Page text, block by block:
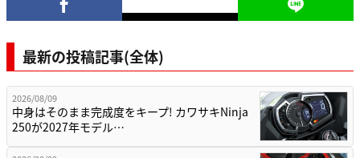
最新の投稿記事(全体)
2026/08/09
中身はそのまま完成度をキープ! カワサキNinja
250が2027年モデル…